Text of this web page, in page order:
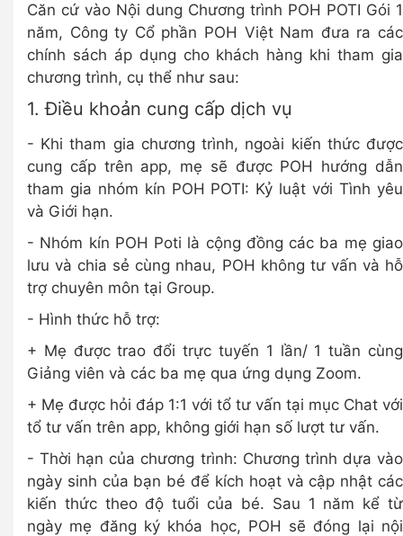
Căn cứ vào Nội dung Chương trình POH POTI Gói 1
năm, Công ty Cổ phần POH Việt Nam đưa ra các
chính sách áp dụng cho khách hàng khi tham gia
chương trình, cụ thể như sau:
1. Điều khoản cung cấp dịch vụ
- Khi tham gia chương trình, ngoài kiến thức được
cung cấp trên app, mẹ sẽ được POH hướng dẫn
tham gia nhóm kín POH POTI: Kỷ luật với Tình yêu
và Giới hạn.
- Nhóm kín POH Poti là cộng đồng các ba mẹ giao
lưu và chia sẻ cùng nhau, POH không tư vấn và hỗ
trợ chuyên môn tại Group.
- Hình thức hỗ trợ:
+ Mẹ được trao đổi trực tuyến 1 lần/ 1 tuần cùng
Giảng viên và các ba mẹ qua ứng dụng Zoom.
+ Mẹ được hỏi đáp 1:1 với tổ tư vấn tại mục Chat với
tổ tư vấn trên app, không giới hạn số lượt tư vấn.
- Thời hạn của chương trình: Chương trình dựa vào
ngày sinh của bạn bé để kích hoạt và cập nhật các
kiến thức theo độ tuổi của bé. Sau 1 năm kể từ
ngày mẹ đăng ký khóa học, POH sẽ đóng lại nội